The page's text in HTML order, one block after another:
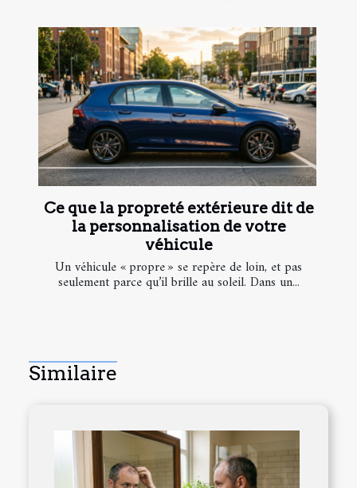
Ce que la propreté extérieure dit de
la personnalisation de votre
véhicule
Un véhicule « propre » se repère de loin, et pas
seulement parce qu’il brille au soleil. Dans un...
Similaire